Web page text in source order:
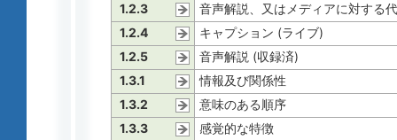
1.2.3
音声解説、又はメディアに対する
1.2.4
キャプション (ライブ)
1.2.5
音声解説 (収録済)
1.3.1
情報及び関係性
1.3.2
意味のある順序
1.3.3
感覚的な特徴